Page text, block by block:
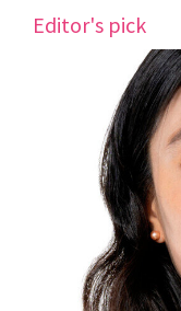
Editor's pick